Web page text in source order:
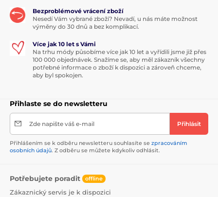
Bezproblémové vrácení zboží
Nesedí Vám vybrané zboží? Nevadí, u nás máte možnost
výměny do 30 dnů a bez komplikací.
Více jak 10 let s Vámi
Na trhu módy působíme více jak 10 let a vyřídili jsme již přes
100 000 objednávek. Snažíme se, aby měl zákazník všechny
potřebné informace o zboží k dispozici a zároveň chceme,
aby byl spokojen.
Přihlaste se do newsletteru
Zde napište váš e-mail Přihlásit
Přihlášením se k odběru newsletteru souhlasíte se zpracováním
osobních údajů. Z odběru se můžete kdykoliv odhlásit.
Potřebujete poradit offline
Zákaznický servis je k dispozici